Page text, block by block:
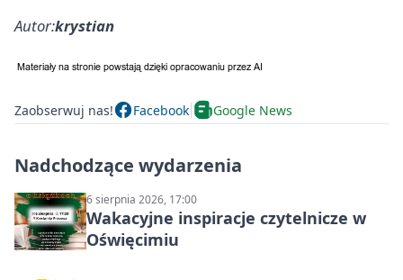
Autor:krystian
Zaobserwuj nas! Facebook Google News
Nadchodzące wydarzenia
6 sierpnia 2026, 17:00
Wakacyjne inspiracje czytelnicze w
Oświęcimiu